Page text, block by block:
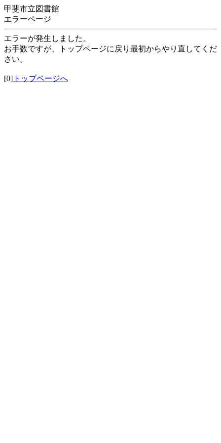
甲斐市立図書館
エラーページ
エラーが発生しました。
お手数ですが、トップページに戻り最初からやり直してくだ
さい。
[0] トップページへ